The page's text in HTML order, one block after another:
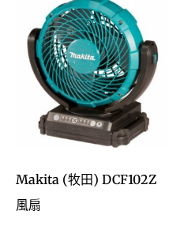
Makita (牧田) DCF102Z
風扇